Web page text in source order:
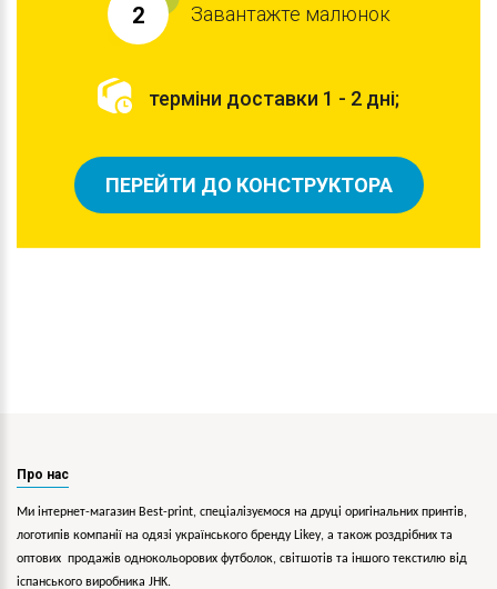
2 Завантажте малюнок
терміни доставки 1 - 2 дні;
ПЕРЕЙТИ ДО КОНСТРУКТОРА
Про нас
Ми інтернет-магазин Best-print, спеціалізуємося на друці оригінальних принтів,
логотипів компанії на одязі українського бренду Likey, а також роздрібних та
оптових продажів однокольорових футболок, світшотів та іншого текстилю від
іспанського виробника JHK.